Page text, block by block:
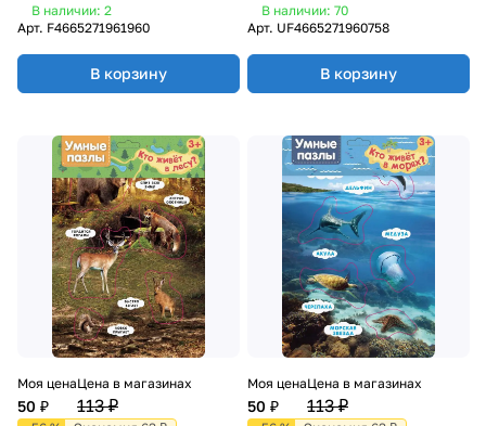
В наличии: 2
Арт. F4665271961960
В корзину
В наличии: 70
Арт. UF4665271960758
В корзину
Моя цена
50 ₽
Цена в магазинах
113 ₽
Моя цена
50 ₽
Цена в магазинах
113 ₽